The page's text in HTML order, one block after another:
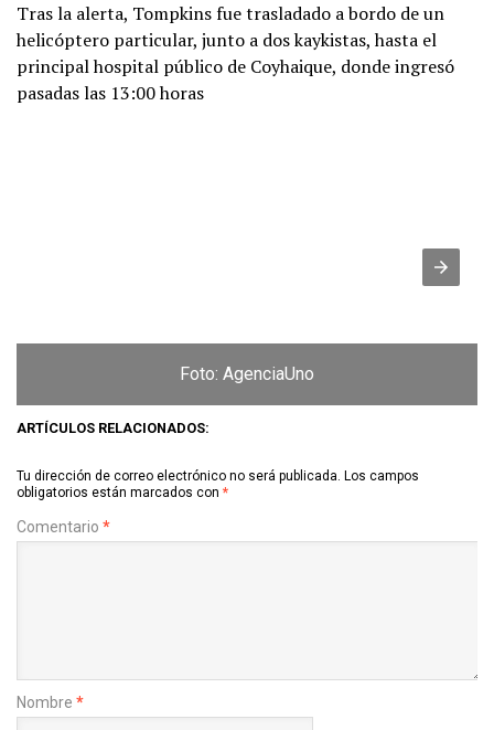
Tras la alerta, Tompkins fue trasladado a bordo de un
helicóptero particular, junto a dos kaykistas, hasta el
principal hospital público de Coyhaique, donde ingresó
pasadas las 13:00 horas
Foto: AgenciaUno
ARTÍCULOS RELACIONADOS:
Tu dirección de correo electrónico no será publicada. Los campos
obligatorios están marcados con *
Comentario *
Nombre *